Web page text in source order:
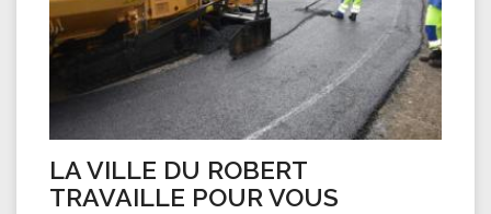
LA VILLE DU ROBERT
TRAVAILLE POUR VOUS